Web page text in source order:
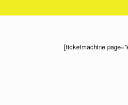
Inhalt
[ticketmachine